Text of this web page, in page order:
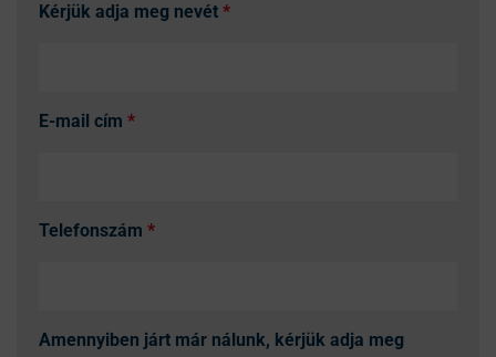
Kérjük adja meg nevét *
E-mail cím *
Telefonszám *
Amennyiben járt már nálunk, kérjük adja meg